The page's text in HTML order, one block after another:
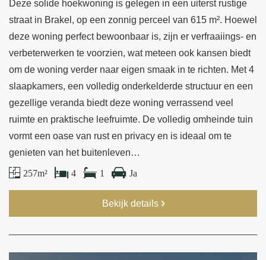
Deze solide hoekwoning is gelegen in een uiterst rustige
straat in Brakel, op een zonnig perceel van 615 m². Hoewel
deze woning perfect bewoonbaar is, zijn er verfraaiings- en
verbeterwerken te voorzien, wat meteen ook kansen biedt
om de woning verder naar eigen smaak in te richten. Met 4
slaapkamers, een volledig onderkelderde structuur en een
gezellige veranda biedt deze woning verrassend veel
ruimte en praktische leefruimte. De volledig omheinde tuin
vormt een oase van rust en privacy en is ideaal om te
genieten van het buitenleven…
257 m² 4 1 Ja
Bekijk details